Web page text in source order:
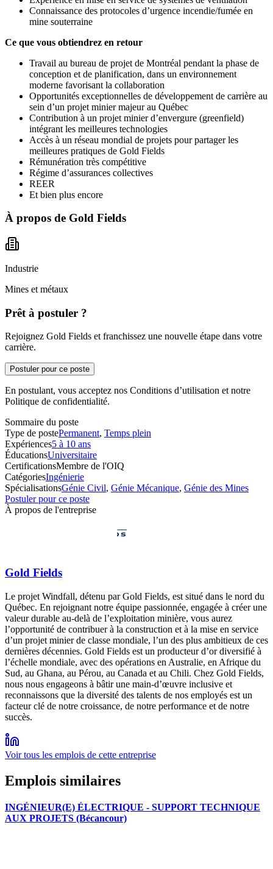
Connaissance des protocoles d’urgence incendie/fumée en
mine souterraine
Ce que vous obtiendrez en retour
Travail au bureau de projet de Montréal pendant la phase de
conception et de planification, dans un environnement
moderne favorisant la collaboration
Opportunités exceptionnelles de développement de carrière au
sein d’un projet minier majeur au Québec
Contribution à un projet minier d’envergure (greenfield)
intégrant les meilleures technologies
Accès à un réseau mondial de projets pour partager les
meilleures pratiques de Gold Fields
Rémunération très compétitive
Régime d’assurances collectives
REER
Et bien plus encore
À propos de Gold Fields
Industrie
Mines et métaux
Prêt à postuler ?
Rejoignez Gold Fields et franchissez une nouvelle étape dans votre
carrière.
Postuler pour ce poste
En postulant, vous acceptez nos Conditions d’utilisation et notre
Politique de confidentialité.
Sommaire du poste
Type de postePermanent, Temps plein
Expériences5 à 10 ans
ÉducationsUniversitaire
CertificationsMembre de l'OIQ
CatégoriesIngénierie
SpécialisationsGénie Civil, Génie Mécanique, Génie des Mines
Postuler pour ce poste
À propos de l'entreprise
Gold Fields
Le projet Windfall, détenu par Gold Fields, est situé dans le nord du
Québec. En rejoignant notre équipe passionnée, engagée à créer une
valeur durable au-delà de l’exploitation minière, vous aurez
l’opportunité de contribuer à la construction et à la mise en service
d’un projet minier de classe mondiale, l’un des plus ambitieux de ces
dernières décennies. Gold Fields est un producteur d’or diversifié à
l’échelle mondiale, avec des opérations en Australie, en Afrique du
Sud, au Ghana, au Pérou, au Canada et au Chili. Chez Gold Fields,
nous nous engageons à bâtir une main-d’œuvre inclusive et
reconnaissons que la diversité des talents de nos employés est un
facteur clé de notre croissance, de notre performance et de notre
succès.
Voir tous les emplois de cette entreprise
Emplois similaires
INGÉNIEUR(E) ÉLECTRIQUE - SUPPORT TECHNIQUE
AUX PROJETS (Bécancour)